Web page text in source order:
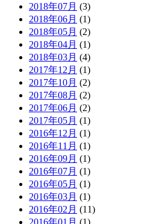
2018年07月 (3)
2018年06月 (1)
2018年05月 (2)
2018年04月 (1)
2018年03月 (4)
2017年12月 (1)
2017年10月 (2)
2017年08月 (2)
2017年06月 (2)
2017年05月 (1)
2016年12月 (1)
2016年11月 (1)
2016年09月 (1)
2016年07月 (1)
2016年05月 (1)
2016年03月 (1)
2016年02月 (11)
2016年01月 (1)